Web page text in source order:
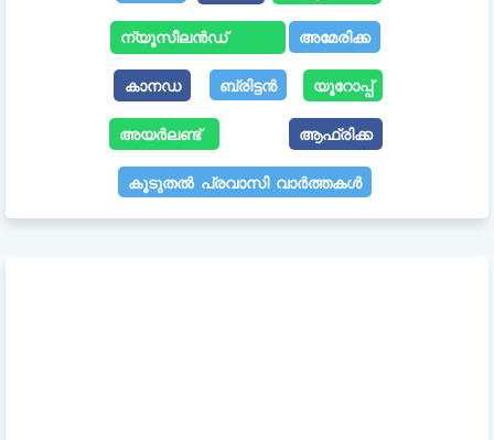
ന്യൂസീലൻഡ് അമേരിക്ക
കാനഡ ബ്രിട്ടൻ യൂറോപ്പ്
അയർലണ്ട് ആഫ്രിക്ക
കൂടുതൽ പ്രവാസി വാർത്തകൾ